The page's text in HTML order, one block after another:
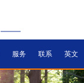
服务 联系 英文